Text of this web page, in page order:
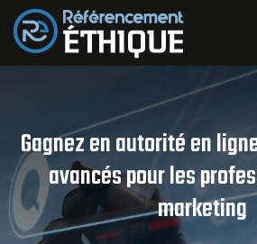
Gagnez en autorité en
avancés pour les
marketing